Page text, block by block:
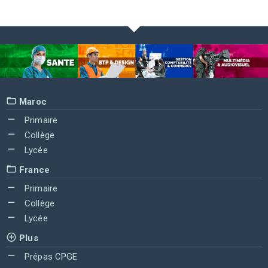
Maroc
Primaire
Collège
Lycée
France
Primaire
Collège
Lycée
Plus
Prépas CPGE